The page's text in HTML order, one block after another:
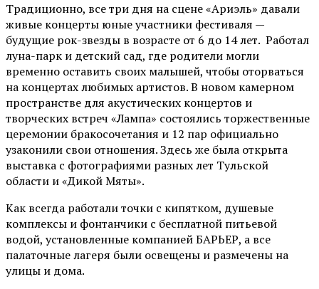
Традиционно, все три дня на сцене«Ариэль» давали
живые концерты юные участники фестиваля —
будущие рок-звезды в возрасте от 6 до 14 лет. Работал
луна-парк и детский сад, где родители могли
временно оставить своих малышей, чтобы оторваться
на концертах любимых артистов. В новом камерном
пространстве для акустических концертов и
творческих встреч «Лампа» состоялись торжественные
церемонии бракосочетания и 12 пар официально
узаконили свои отношения. Здесь же была открыта
выставка с фотографиями разных лет Тульской
области и «Дикой Мяты».
Как всегда работали точки с кипятком, душевые
комплексы и фонтанчики с бесплатной питьевой
водой, установленные компанией БАРЬЕР, а все
палаточные лагеря были освещены и размечены на
улицы и дома.